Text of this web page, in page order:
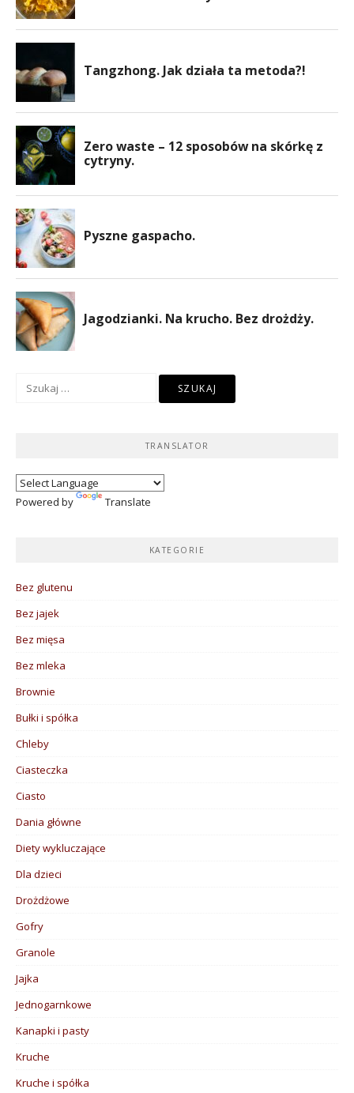
Szukaj:
TRANSLATOR
Powered by Translate
KATEGORIE
Bez glutenu
Bez jajek
Bez mięsa
Bez mleka
Brownie
Bułki i spółka
Chleby
Ciasteczka
Ciasto
Dania główne
Diety wykluczające
Dla dzieci
Drożdżowe
Gofry
Granole
Jajka
Jednogarnkowe
Kanapki i pasty
Kruche
Kruche i spółka